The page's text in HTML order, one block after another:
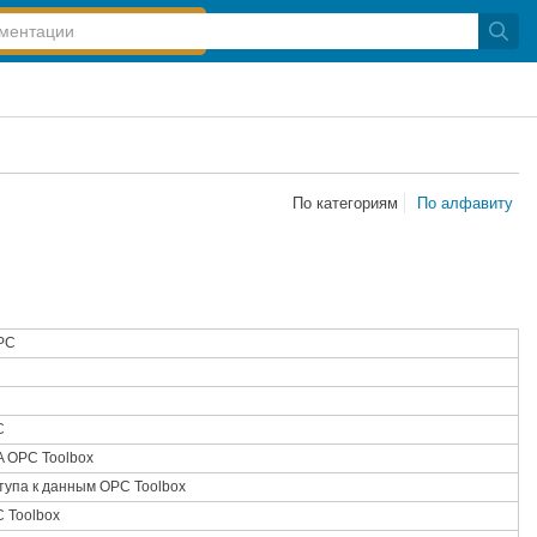
По категориям По алфавиту
OPC Toolbox
к данным OPC Toolbox
Toolbox